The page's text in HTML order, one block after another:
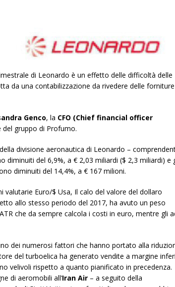
di Leonardo è un effetto delle difficoltà delle
da una contabilizzazione da rivedere delle
Genco, la CFO (Chief financial officer
gruppo di Profumo.
divisione aeronautica di Leonardo –
del 6,9%, a € 2,03 miliardi ($ 2,3 miliardi) e
diminuiti del 14,4%, a € 167 milioni.
Euro/$ Usa, Il calo del valore del dollaro
allo stesso periodo del 2017, ha avuto un peso
che da sempre calcola i costi in euro, mentre gli
dei numerosi fattori che hanno portato alla
del turboelica ha generato vendite a margine
velivoli rispetto a quanto pianificato in precedenza.
di aeromobili all’Iran Air – a seguito della